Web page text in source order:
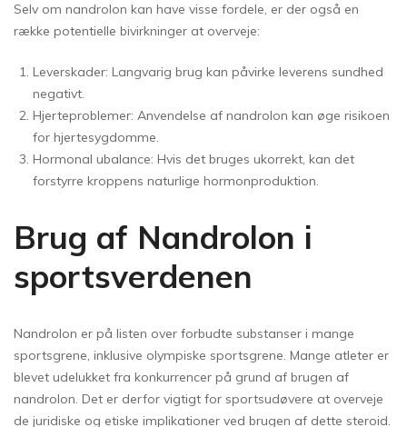
Selv om nandrolon kan have visse fordele, er der også en
række potentielle bivirkninger at overveje:
Leverskader: Langvarig brug kan påvirke leverens sundhed
negativt.
Hjerteproblemer: Anvendelse af nandrolon kan øge risikoen
for hjertesygdomme.
Hormonal ubalance: Hvis det bruges ukorrekt, kan det
forstyrre kroppens naturlige hormonproduktion.
Brug af Nandrolon i
sportsverdenen
Nandrolon er på listen over forbudte substanser i mange
sportsgrene, inklusive olympiske sportsgrene. Mange atleter er
blevet udelukket fra konkurrencer på grund af brugen af
nandrolon. Det er derfor vigtigt for sportsudøvere at overveje
de juridiske og etiske implikationer ved brugen af dette steroid.